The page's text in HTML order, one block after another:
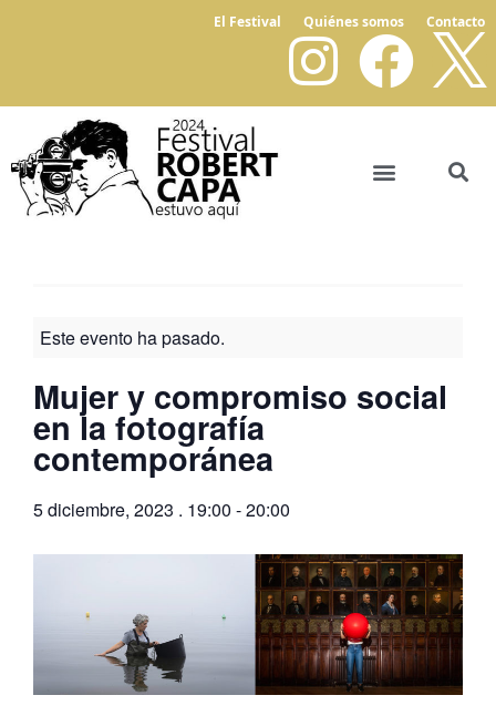
El Festival Quiénes somos Contacto
Este evento ha pasado.
Mujer y compromiso social
en la fotografía
contemporánea
5 diciembre, 2023 . 19:00 -20:00